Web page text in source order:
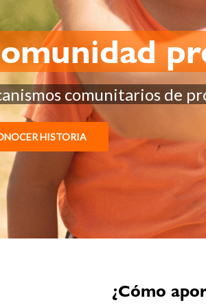
comunitarios de
HISTORIA
¿Cómo